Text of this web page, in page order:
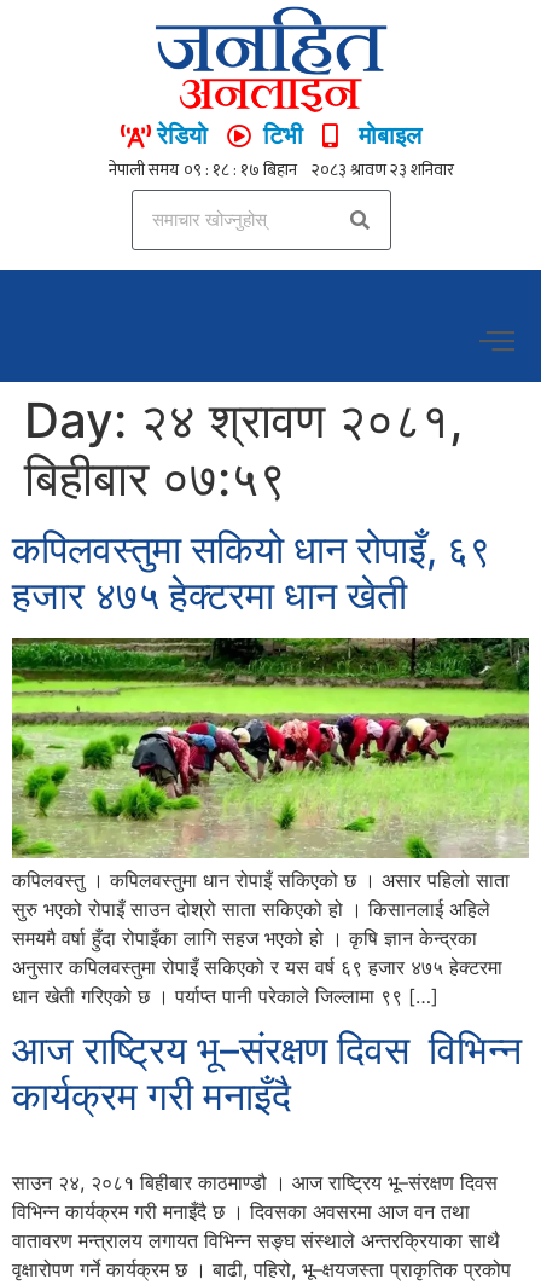
रेडियो टिभी मोबाइल
Day: २४ श्रावण २०८१,
बिहीबार ०७:५९
कपिलवस्तुमा सकियो धान रोपाइँ, ६९
हजार ४७५ हेक्टरमा धान खेती
कपिलवस्तु । कपिलवस्तुमा धान रोपाइँ सकिएको छ । असार पहिलो साता
सुरु भएको रोपाइँ साउन दोश्रो साता सकिएको हो । किसानलाई अहिले
समयमै वर्षा हुँदा रोपाइँका लागि सहज भएको हो । कृषि ज्ञान केन्द्रका
अनुसार कपिलवस्तुमा रोपाइँ सकिएको र यस वर्ष ६९ हजार ४७५ हेक्टरमा
धान खेती गरिएको छ । पर्याप्त पानी परेकाले जिल्लामा ९९ […]
आज राष्ट्रिय भू–संरक्षण दिवस विभिन्न
कार्यक्रम गरी मनाइँदै
साउन २४, २०८१ बिहीबार काठमाण्डौ । आज राष्ट्रिय भू–संरक्षण दिवस
विभिन्न कार्यक्रम गरी मनाइँदै छ । दिवसका अवसरमा आज वन तथा
वातावरण मन्त्रालय लगायत विभिन्न सङ्घ संस्थाले अन्तरक्रियाका साथै
वृक्षारोपण गर्ने कार्यक्रम छ । बाढी, पहिरो, भू–क्षयजस्ता प्राकृतिक प्रकोप